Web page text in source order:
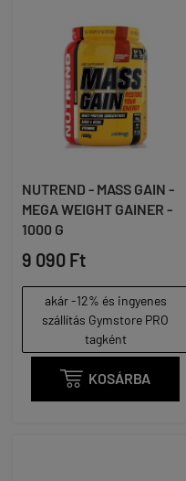
NUTREND - MASS GAIN -
MEGA WEIGHT GAINER -
1000 G
9 090 Ft
akár -12% és ingyenes
szállítás Gymstore PRO
tagként
 KOSÁRBA